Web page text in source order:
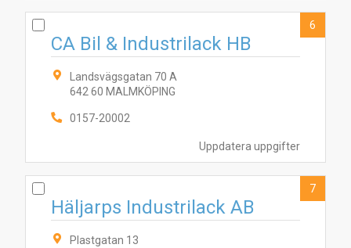
Uppdatera uppgifter
CA Bil & Industrilack HB
Landsvägsgatan 70 A
642 60 MALMKÖPING
0157-20002
6
Häljarps Industrilack AB
Plastgatan 13
7